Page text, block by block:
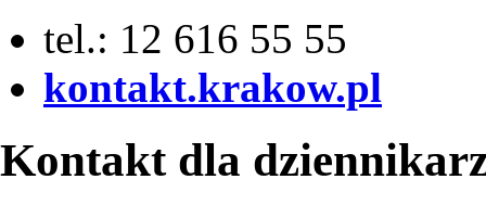
tel.: 12 616 55 55
kontakt.krakow.pl
Kontakt dla